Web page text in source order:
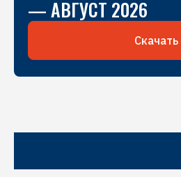
— АВГУСТ 2026
Скачать